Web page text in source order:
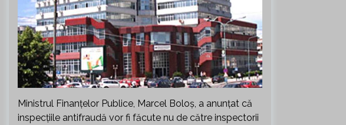
Ministrul Finanţelor Publice, Marcel Boloş, a anunțat că
inspecţiile antifraudă vor fi făcute nu de către inspectorii